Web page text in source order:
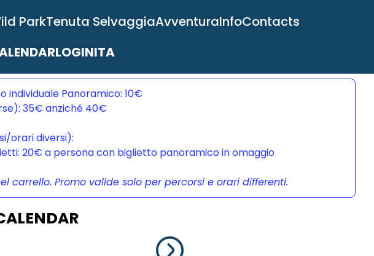
ParkTenuta SelvaggiaAvventuraInfoContacts
LOGINITA
individuale Panoramico: 10€
35€ anziché 40€
orari diversi):
20€ a persona con biglietto panoramico in omaggio
carrello. Promo valide solo per percorsi e orari differenti.